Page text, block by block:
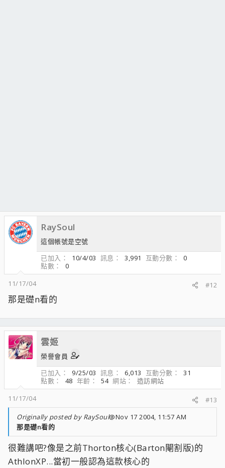
RaySoul
這個帳號是空號
已加入
10/4/03 訊息 3,991 互動分數
0
點數
0
11/17/04
#12
那是礎n看的
雲姬
榮譽會員
已加入
9/25/03 訊息 6,013 互動分數
31
點數
48 年齡 54 網站
造訪網站
11/17/04
#13
Originally posted by RaySoul@Nov 17 2004, 11:57 AM
那是礎n看的
很難講吧?像是之前Thorton核心(Barton閹割版)的
AthlonXP...當初一般認為這款核心的